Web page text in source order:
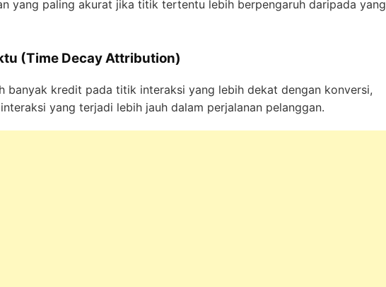
yang paling akurat jika titik tertentu lebih berpengaruh daripada yang
(Time Decay Attribution)
banyak kredit pada titik interaksi yang lebih dekat dengan konversi,
yang terjadi lebih jauh dalam perjalanan pelanggan.